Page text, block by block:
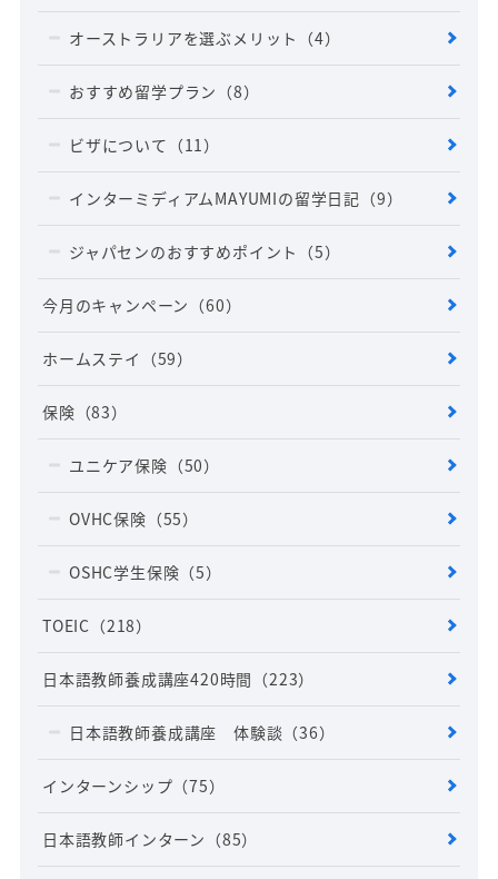
オーストラリアを選ぶメリット （4）
おすすめ留学プラン （8）
ビザについて （11）
インターミディアムMAYUMIの留学日記 （9）
ジャパセンのおすすめポイント （5）
今月のキャンペーン （60）
ホームステイ （59）
保険 （83）
ユニケア保険 （50）
OVHC保険 （55）
OSHC学生保険 （5）
TOEIC （218）
日本語教師養成講座420時間 （223）
日本語教師養成講座 体験談 （36）
インターンシップ （75）
日本語教師インターン （85）